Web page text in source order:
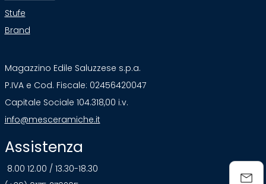
Stufe
Brand
Magazzino Edile Saluzzese s.p.a.
P.IVA e Cod. Fiscale: 02456420047
Capitale Sociale 104.318,00 i.v.
info@mesceramiche.it
Assistenza
8.00 12.00 / 13.30-18.30